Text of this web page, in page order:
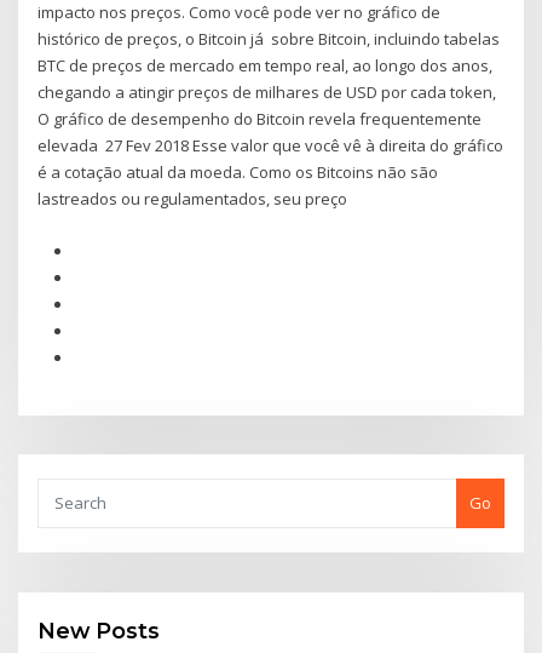
impacto nos preços. Como você pode ver no gráfico de
histórico de preços, o Bitcoin já sobre Bitcoin, incluindo tabelas
BTC de preços de mercado em tempo real, ao longo dos anos,
chegando a atingir preços de milhares de USD por cada token,
O gráfico de desempenho do Bitcoin revela frequentemente
elevada 27 Fev 2018 Esse valor que você vê à direita do gráfico
é a cotação atual da moeda. Como os Bitcoins não são
lastreados ou regulamentados, seu preço
Go
New Posts